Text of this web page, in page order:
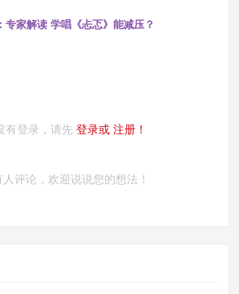
专家解读 学唱《忐忑》能减压？
有登录，请先 登录或 注册！
评论，欢迎说说您的想法！